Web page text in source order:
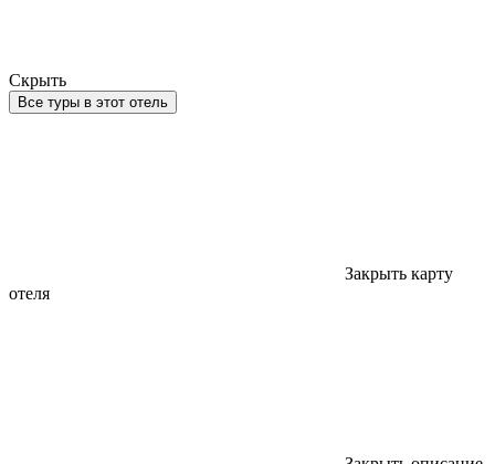
Скрыть
Все туры в этот отель
Закрыть карту
отеля